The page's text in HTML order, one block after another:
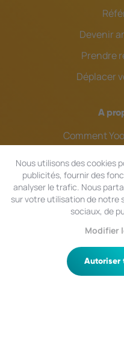
Devenir
Prendre
Déplacer
A
Comment
© 2024 Yools
Nous utilisons des cookies
publicités, fournir des
analyser le trafic. Nous
sur votre utilisation de notre
sociaux, de
Modifier
Autoriser